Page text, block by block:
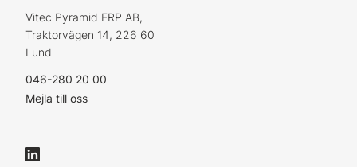
Vitec Pyramid ERP AB,
Traktorvägen 14, 226 60
Lund
046-280 20 00
Mejla till oss